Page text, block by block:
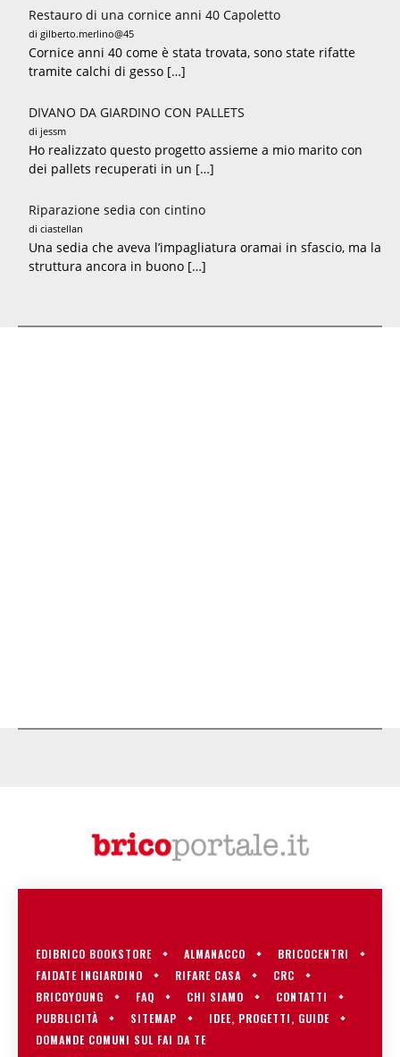
Restauro di una cornice anni 40 Capoletto
di gilberto.merlino@45
Cornice anni 40 come è stata trovata, sono state rifatte
tramite calchi di gesso […]
DIVANO DA GIARDINO CON PALLETS
di jessm
Ho realizzato questo progetto assieme a mio marito con
dei pallets recuperati in un […]
Riparazione sedia con cintino
di ciastellan
Una sedia che aveva l’impagliatura oramai in sfascio, ma la
struttura ancora in buono […]
EDIBRICO BOOKSTORE ALMANACCO
BRICOCENTRI
FAIDATE INGIARDINO
RIFARE CASA
CRC
BRICOYOUNG
FAQ CHI SIAMO
CONTATTI
PUBBLICITÀ
SITEMAP
IDEE, PROGETTI, GUIDE
DOMANDE COMUNI SUL FAI DA TE